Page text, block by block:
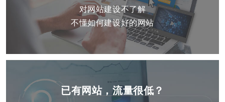
对网站建设不了解
不懂如何建设好的网站
已有网站，流量很低？